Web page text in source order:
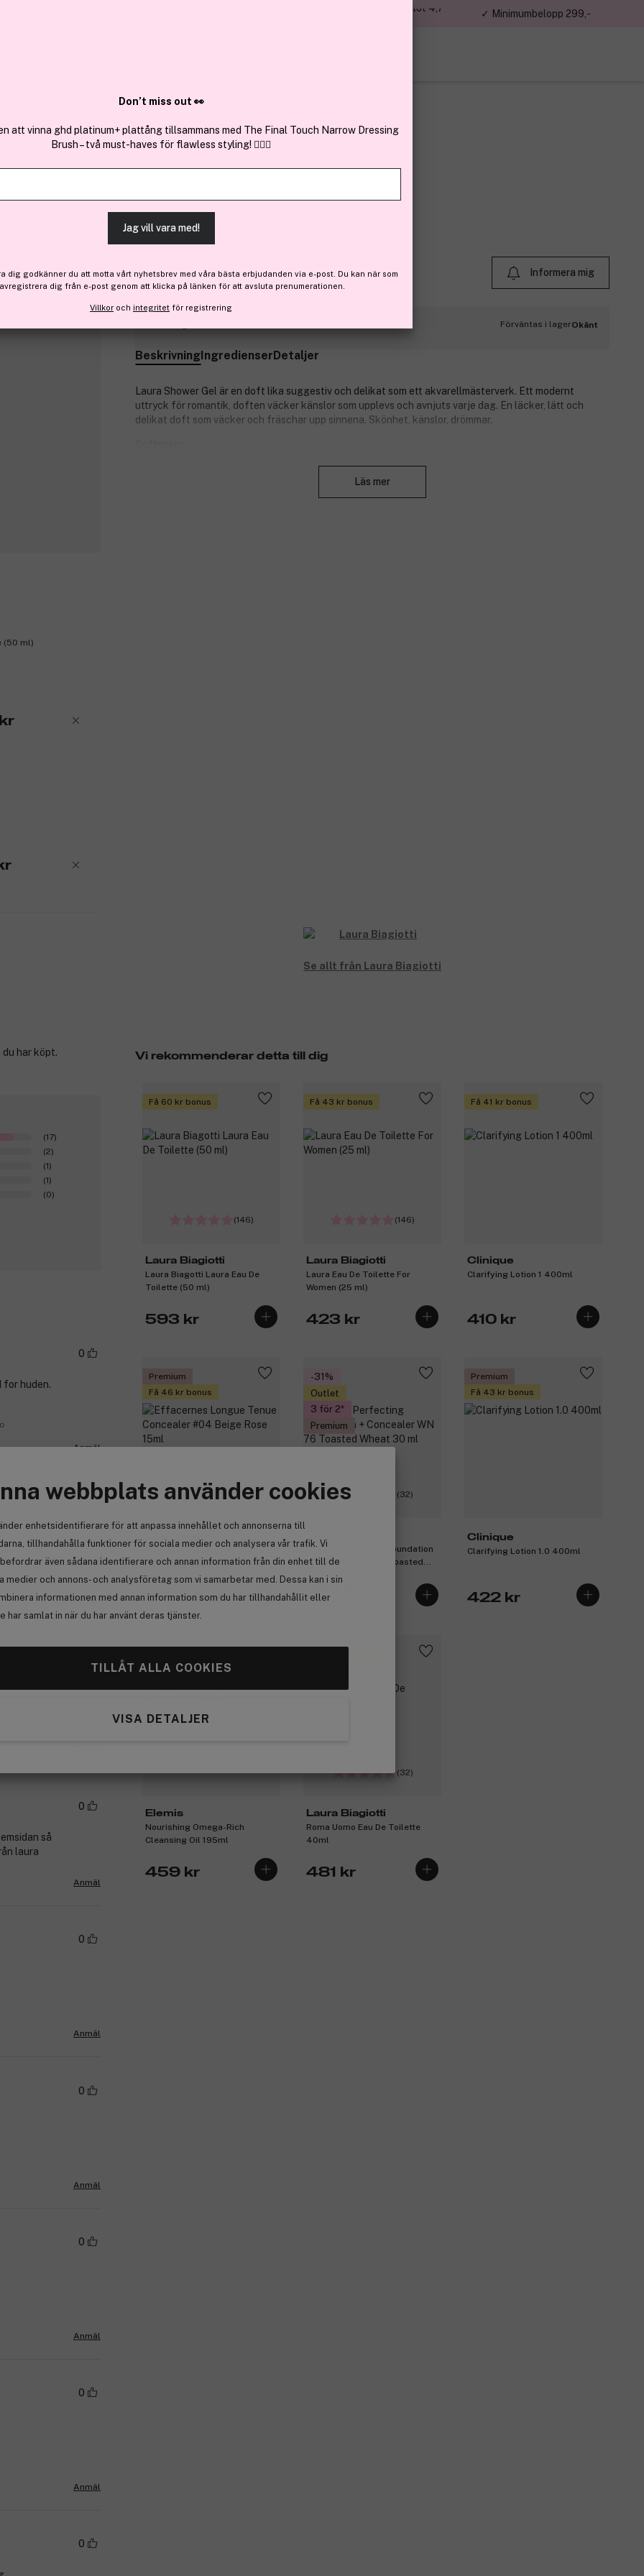
webbplats använder cookies
enhetsidentifierare för att anpassa innehållet och annonserna till
tillhandahålla funktioner för sociala medier och analysera vår trafik. Vi
även sådana identifierare och annan information från din enhet till de
medier och annons- och analysföretag som vi samarbetar med. Dessa kan i sin
informationen med annan information som du har tillhandahållit eller
har samlat in när du har använt deras tjänster.
TILLÅT ALLA COOKIES
VISA DETALJER
✓ Över 1,5 miljon kunder – Trustpilot 4,7
✓ Minimumbelopp 299,-
Laura Shower Gel 150ml
Tillfälligt slut
Informera mig
Förväntas i lagerOkänt
BeskrivningIngredienserDetaljer
Laura Shower Gel är en doft lika suggestiv och delikat som ett akvarellmästerverk. Ett modernt
uttryck för romantik, doften väcker känslor som upplevs och avnjuts varje dag. En läcker, lätt och
delikat doft som väcker och fräschar upp sinnena. Skönhet, känslor, drömmar.
Toppnoter: Persika, plommon och svarta vinbär
Hjärtnoter: Jasmin, liljekonvalj och röda rosor
Bottennoter: Mysk, vanilj och sandelträ
Läs mer
(50 ml)
Se allt från Laura Biagiotti
Vi rekommenderar detta till dig
Få 60 kr bonus
(146)
Laura Biagiotti
Laura Biagotti Laura Eau De
Toilette (50 ml)
593 kr
Få 43 kr bonus
(146)
Laura Biagiotti
Laura Eau De Toilette For
Women (25 ml)
423 kr
Få 41 kr bonus
Clinique
Clarifying Lotion 1 400ml
410 kr
Premium
Få 46 kr bonus
(38)
Effacernes Longue Tenue
Concealer #04 Beige Rose
15ml
455 kr
-31%
Outlet
3 för 2
Premium
(32)
Beyond Perfecting Foundation
+ Concealer WN 76 Toasted
Wheat 30 ml
Tidigare 484 kr
Premium
Få 43 kr bonus
Clinique
Clarifying Lotion 1.0 400ml
422 kr
Elemis
Nourishing Omega-Rich
Cleansing Oil 195ml
459 kr
(32)
Laura Biagiotti
Roma Uomo Eau De Toilette
40ml
481 kr
har köpt.
(17)
(2)
(1)
(1)
(0)
0
for huden.
Anmäl
Anmäl
0
så
laura
Anmäl
0
Anmäl
0
Anmäl
0
Anmäl
0
Anmäl
0
Don’t miss out 👀
att vinna ghd platinum+ plattång tillsammans med The Final Touch Narrow Dressing
Brush – två must-haves för flawless styling! 💇‍♀️✨
Jag vill vara med!
dig godkänner du att motta vårt nyhetsbrev med våra bästa erbjudanden via e-post. Du kan när som
dig från e-post genom att klicka på länken för att avsluta prenumerationen.
Villkor och integritet för registrering